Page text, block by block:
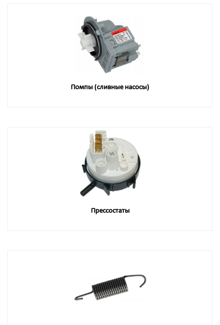
Помпы (сливные насосы)
Прессостаты